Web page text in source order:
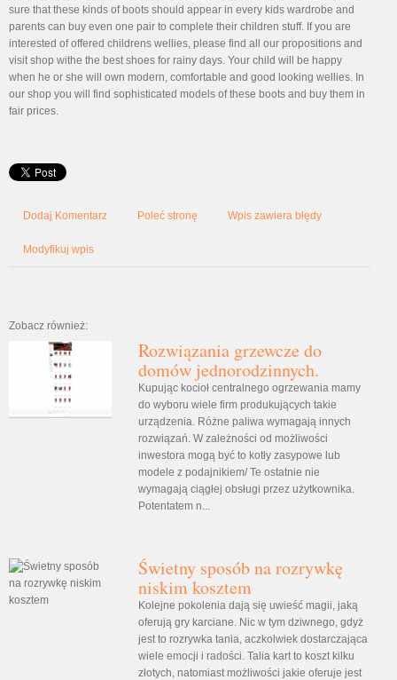
sure that these kinds of boots should appear in every kids wardrobe and
parents can buy even one pair to complete their children stuff. If you are
interested of offered childrens wellies, please find all our propositions and
visit shop withe the best shoes for rainy days. Your child will be happy
when he or she will own modern, comfortable and good looking wellies. In
our shop you will find sophisticated models of these boots and buy them in
fair prices.
Dodaj Komentarz Poleć stronę Wpis zawiera błędy
Modyfikuj wpis
Zobacz również:
Rozwiązania grzewcze do
domów jednorodzinnych.
Kupując kocioł centralnego ogrzewania mamy
do wyboru wiele firm produkujących takie
urządzenia. Różne paliwa wymagają innych
rozwiązań. W zależności od możliwości
inwestora mogą być to kotły zasypowe lub
modele z podajnikiem/ Te ostatnie nie
wymagają ciągłej obsługi przez użytkownika.
Potentatem n...
Świetny sposób na rozrywkę
niskim kosztem
Kolejne pokolenia dają się uwieść magii, jaką
oferują gry karciane. Nic w tym dziwnego, gdyż
jest to rozrywka tania, aczkolwiek dostarczająca
wiele emocji i radości. Talia kart to koszt kilku
złotych, natomiast możliwości jakie oferuje jest